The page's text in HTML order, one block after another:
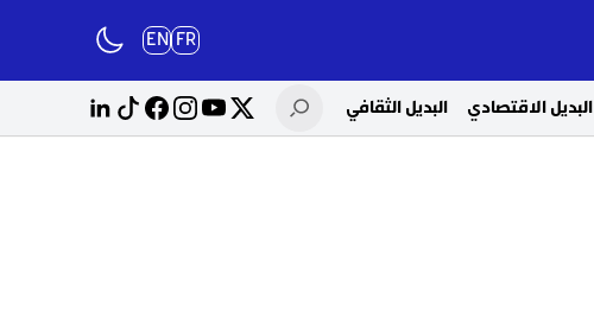
FR
EN
البديل الاقتصادي البديل الثقافي